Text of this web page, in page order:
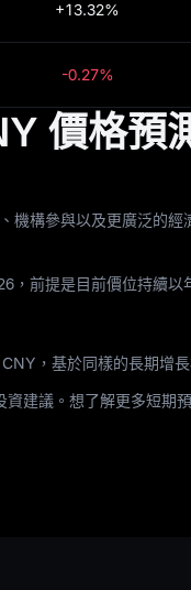
+13.32%
-0.27%
價格預
機構參與以及更廣泛的
，前提是目前價位持續以
，基於同樣的長期增長
建議。想了解更多短期